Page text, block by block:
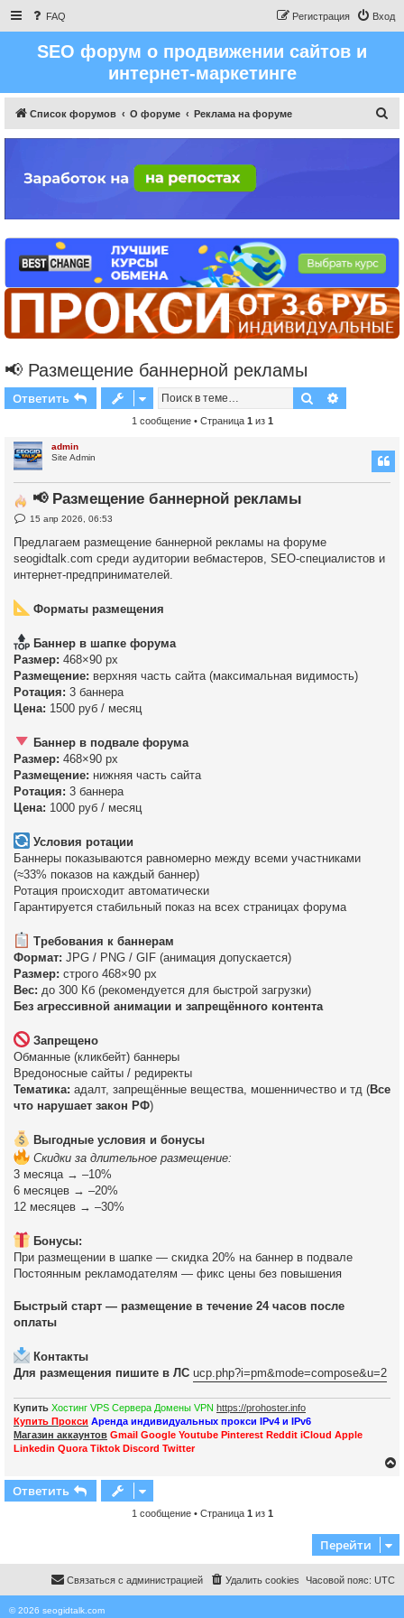
FAQ Вход
Регистрация
SEO форум о продвижении сайтов и
интернет-маркетинге
Список форумов О форуме Реклама на форуме
📢 Размещение баннерной рекламы
Ответить Поиск
1 сообщение • Страница 1 из 1
admin
Site Admin
📢 Размещение баннерной рекламы
С
о
б
щ
е
н
15 апр 2026, 06:53
Предлагаем размещение баннерной рекламы на форуме
seogidtalk.com среди аудитории вебмастеров, SEO-специалистов и
интернет-предпринимателей.
Форматы размещения
Баннер в шапке форума
Размер: 468×90 px
Размещение: верхняя часть сайта (максимальная видимость)
Ротация: 3 баннера
Цена: 1500 руб / месяц
Баннер в подвале форума
Размер: 468×90 px
Размещение: нижняя часть сайта
Ротация: 3 баннера
Цена: 1000 руб / месяц
Условия ротации
Баннеры показываются равномерно между всеми участниками
(≈33% показов на каждый баннер)
Ротация происходит автоматически
Гарантируется стабильный показ на всех страницах форума
Требования к баннерам
Формат: JPG / PNG / GIF (анимация допускается)
Размер: строго 468×90 px
Вес: до 300 Кб (рекомендуется для быстрой загрузки)
Без агрессивной анимации и запрещённого контента
Запрещено
Обманные (кликбейт) баннеры
Вредоносные сайты / редиректы
Тематика: адалт, запрещённые вещества, мошенничество и тд (Все
что нарушает закон РФ)
Выгодные условия и бонусы
Скидки за длительное размещение:
3 месяца → –10%
6 месяцев → –20%
12 месяцев → –30%
Бонусы:
При размещении в шапке — скидка 20% на баннер в подвале
Постоянным рекламодателям — фикс цены без повышения
Быстрый старт — размещение в течение 24 часов после
оплаты
Контакты
Для размещения пишите в ЛС ucp.php?i=pm&mode=compose&u=2
Купить Хостинг VPS Сервера Домены VPN https://prohoster.info
Купить Прокси Аренда индивидуальных прокси IPv4 и IPv6
Магазин аккаунтов Gmail Google Youtube Pinterest Reddit iCloud Apple
Linkedin Quora Tiktok Discord Twitter
ь
Ответить
1 сообщение • Страница 1 из 1
Перейти
Часовой пояс: UTC
Удалить cookies
Связаться с администрацией
© 2026 seogidtalk.com